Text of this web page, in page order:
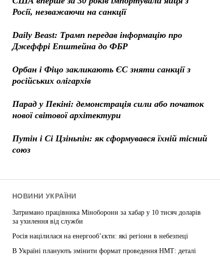
Росії, незважаючи на санкції
Daily Beast: Трамп передав інформацію про
Джеффрі Епштейна до ФБР
Орбан і Фіцо закликають ЄС зняти санкції з
російських олігархів
Парад у Пекіні: демонстрація сили або початок
нової світової архітектури
Путін і Сі Цзіньпін: як сформувався їхній тісний
союз
НОВИНИ УКРАЇНИ
Затримано працівника Міноборони за хабар у 10 тисяч доларів
за ухилення від служби
Росія націлилася на енергооб’єкти: які регіони в небезпеці
В Україні планують змінити формат проведення НМТ: деталі